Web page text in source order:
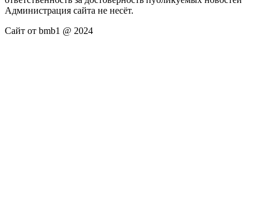
Администрация сайта не несёт.
Сайт от bmb1 @ 2024